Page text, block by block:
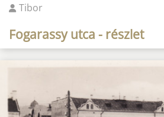
Tibor
Fogarassy utca - részlet